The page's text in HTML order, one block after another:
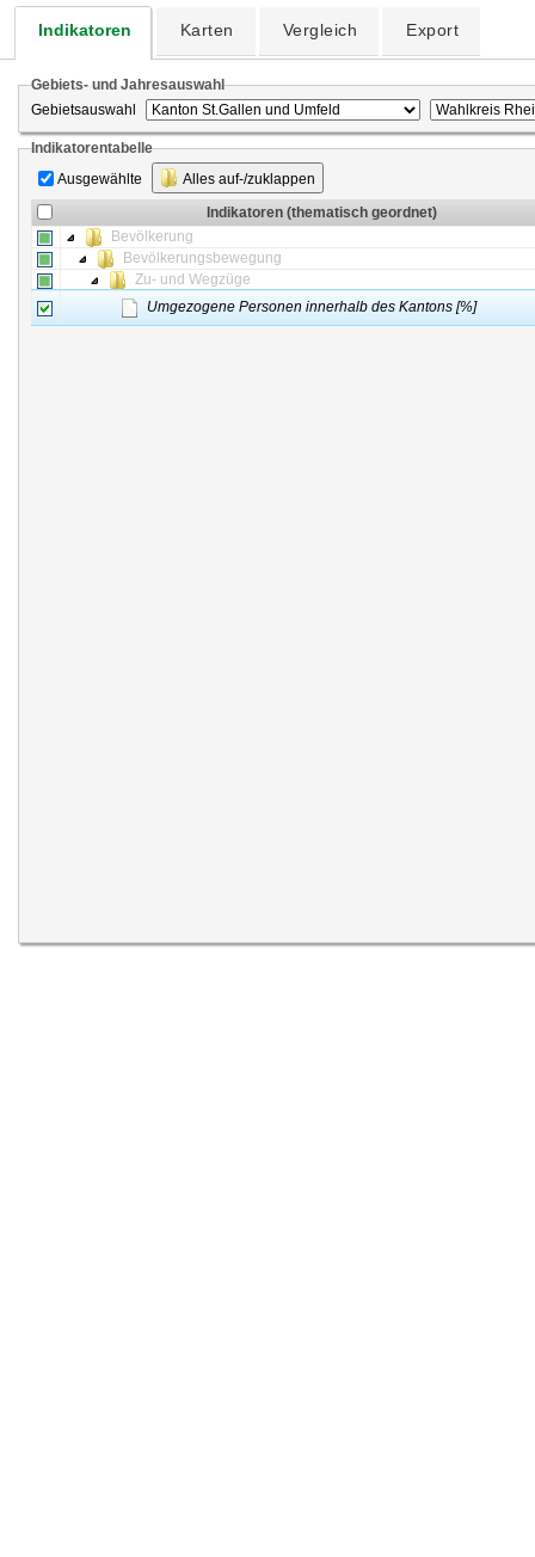
Indikatoren Karten Vergleich Export
Gebiets- und Jahresauswahl
Gebietsauswahl
Indikatorentabelle
Ausgewählte
Alles auf-/zuklappen
Indikatoren (thematisch geordnet)
Bevölkerung
Bevölkerungsbewegung
Zu- und Wegzüge
Umgezogene Personen innerhalb des Kantons [%]